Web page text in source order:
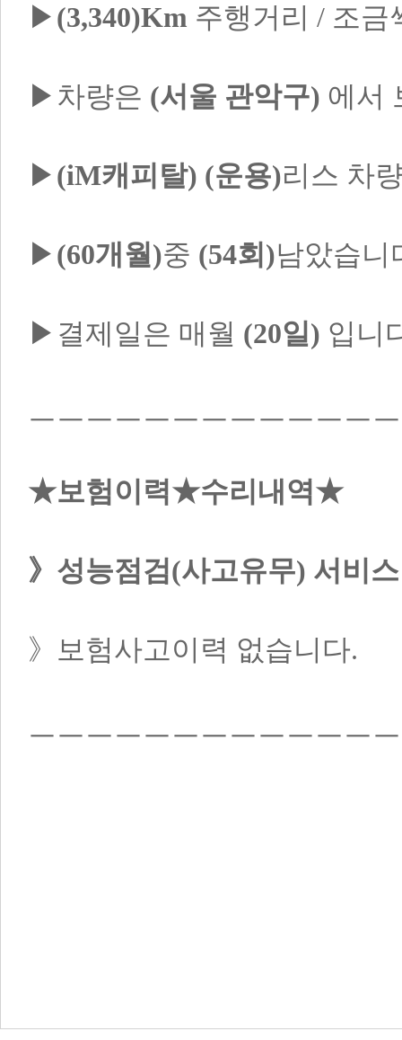
▶ (3,340)Km 주행거리 / 조금
▶차량은 (서울 관악구) 에서
▶ (iM캐피탈) (운용)리스 차
▶ (60개월)중 (54회)남았습니
▶결제일은 매월 (20일) 입니
ㅡㅡㅡㅡㅡㅡㅡㅡㅡㅡㅡㅡ
★보험이력★수리내역★
》성능점검(사고유무) 서비
》보험사고이력 없습니다.
ㅡㅡㅡㅡㅡㅡㅡㅡㅡㅡㅡㅡ